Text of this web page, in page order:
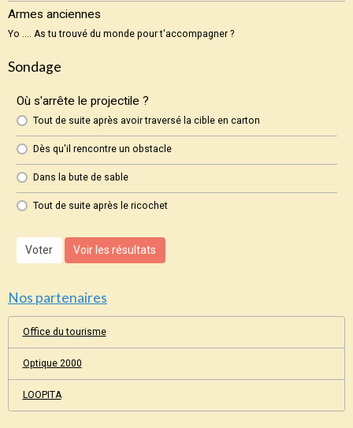
Armes anciennes
Yo .... As tu trouvé du monde pour t'accompagner ?
Sondage
Où s'arrête le projectile ?
Tout de suite après avoir traversé la cible en carton
Dès qu'il rencontre un obstacle
Dans la bute de sable
Tout de suite après le ricochet
Voter Voir les résultats
Nos partenaires
Office du tourisme
Optique 2000
LOOPITA